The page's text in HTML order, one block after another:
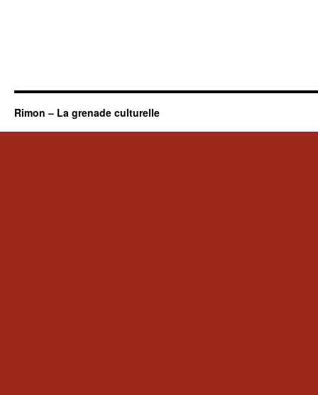
Rimon – La grenade culturelle